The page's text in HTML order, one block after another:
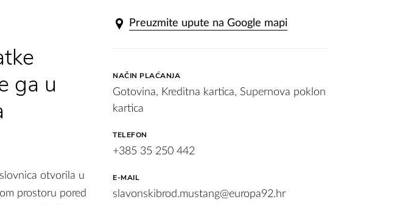
Preuzmite upute na Google mapi
NAČIN PLAĆANJA
Gotovina, Kreditna kartica, Supernova poklon
kartica
TELEFON
+385 35 250 442
E-MAIL
slavonskibrod.mustang@europa92.hr
ga u
otvorila u
prostoru pored